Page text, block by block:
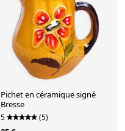
Pichet en céramique signé
Bresse
5 (5)